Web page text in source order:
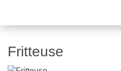
Fritteuse